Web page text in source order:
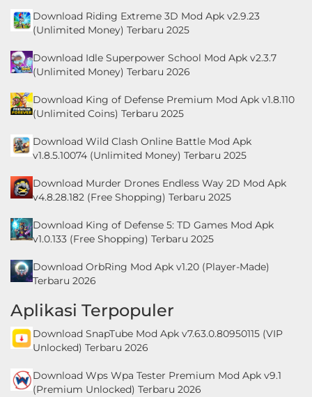
Download Riding Extreme 3D Mod Apk v2.9.23
(Unlimited Money) Terbaru 2025
Download Idle Superpower School Mod Apk v2.3.7
(Unlimited Money) Terbaru 2026
Download King of Defense Premium Mod Apk v1.8.110
(Unlimited Coins) Terbaru 2025
Download Wild Clash Online Battle Mod Apk
v1.8.5.10074 (Unlimited Money) Terbaru 2025
Download Murder Drones Endless Way 2D Mod Apk
v4.8.28.182 (Free Shopping) Terbaru 2025
Download King of Defense 5: TD Games Mod Apk
v1.0.133 (Free Shopping) Terbaru 2025
Download OrbRing Mod Apk v1.20 (Player-Made)
Terbaru 2026
Aplikasi Terpopuler
Download SnapTube Mod Apk v7.63.0.80950115 (VIP
Unlocked) Terbaru 2026
Download Wps Wpa Tester Premium Mod Apk v9.1
(Premium Unlocked) Terbaru 2026